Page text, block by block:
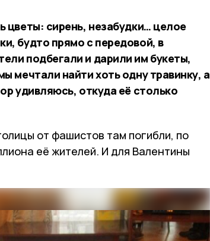
цветы: сирень, незабудки… целое
будто прямо с передовой, в
подбегали и дарили им букеты,
мечтали найти хоть одну травинку, а
удивляюсь, откуда её столько
от фашистов там погибли, по
её жителей. И для Валентины